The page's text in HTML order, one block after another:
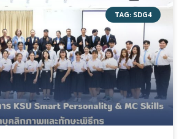
TAG: SDG4